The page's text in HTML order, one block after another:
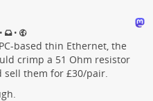
• •
based thin Ethernet, the
crimp a 51 Ohm resistor
sell them for £30/pair.